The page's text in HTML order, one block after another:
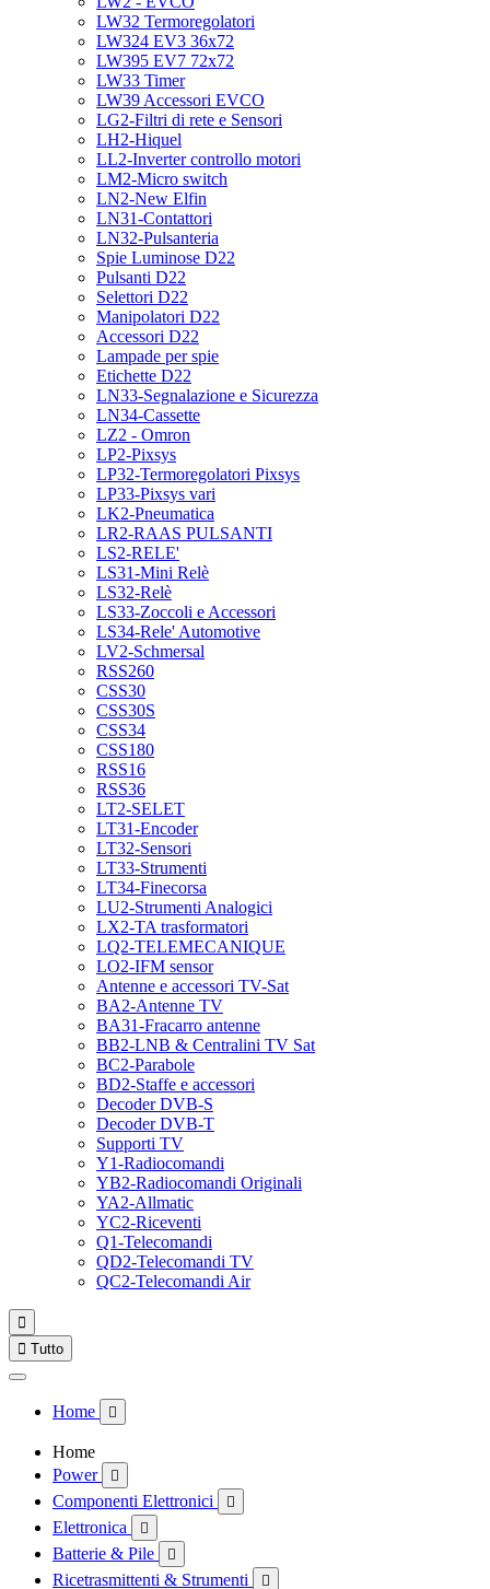
LW32 Termoregolatori
LW324 EV3 36x72
LW395 EV7 72x72
LW33 Timer
LW39 Accessori EVCO
LG2-Filtri di rete e Sensori
LH2-Hiquel
LL2-Inverter controllo motori
LM2-Micro switch
LN2-New Elfin
LN31-Contattori
LN32-Pulsanteria
Spie Luminose D22
Pulsanti D22
Selettori D22
Manipolatori D22
Accessori D22
Lampade per spie
Etichette D22
LN33-Segnalazione e Sicurezza
LN34-Cassette
LZ2 - Omron
LP2-Pixsys
LP32-Termoregolatori Pixsys
LP33-Pixsys vari
LK2-Pneumatica
LR2-RAAS PULSANTI
LS2-RELE'
LS31-Mini Relè
LS32-Relè
LS33-Zoccoli e Accessori
LS34-Rele' Automotive
LV2-Schmersal
RSS260
CSS30
CSS30S
CSS34
CSS180
RSS16
RSS36
LT2-SELET
LT31-Encoder
LT32-Sensori
LT33-Strumenti
LT34-Finecorsa
LU2-Strumenti Analogici
LX2-TA trasformatori
LQ2-TELEMECANIQUE
LO2-IFM sensor
Antenne e accessori TV-Sat
BA2-Antenne TV
BA31-Fracarro antenne
BB2-LNB & Centralini TV Sat
BC2-Parabole
BD2-Staffe e accessori
Decoder DVB-S
Decoder DVB-T
Supporti TV
Y1-Radiocomandi
YB2-Radiocomandi Originali
YA2-Allmatic
YC2-Riceventi
Q1-Telecomandi
QD2-Telecomandi TV
QC2-Telecomandi Air

 Tutto
Home 
Home
Power

Componenti Elettronici 
Elettronica 
Batterie & Pile 
Ricetrasmittenti & Strumenti 